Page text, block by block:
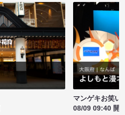
マンゲキお笑い
08/09 09:40 開